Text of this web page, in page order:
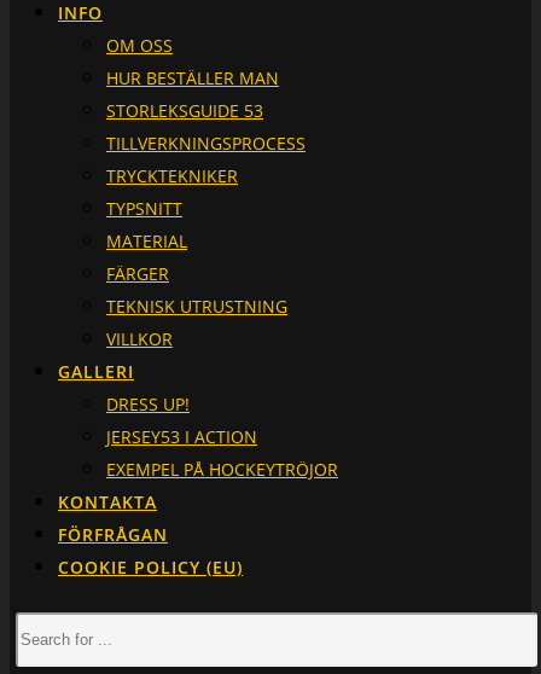
INFO
OM OSS
HUR BESTÄLLER MAN
STORLEKSGUIDE 53
TILLVERKNINGSPROCESS
TRYCKTEKNIKER
TYPSNITT
MATERIAL
FÄRGER
TEKNISK UTRUSTNING
VILLKOR
GALLERI
DRESS UP!
JERSEY53 I ACTION
EXEMPEL PÅ HOCKEYTRÖJOR
KONTAKTA
FÖRFRÅGAN
COOKIE POLICY (EU)